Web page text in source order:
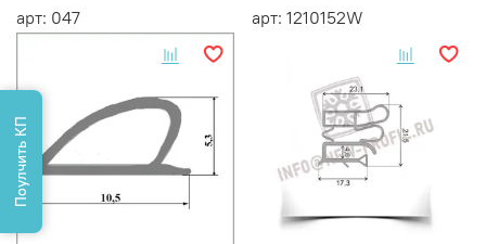
арт: 047 арт: 1210152W
Поулчить КП